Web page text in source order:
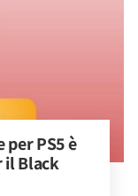
per PS5 è
il Black